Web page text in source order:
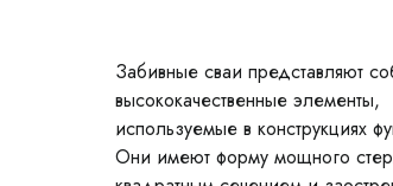
Забивные сваи представляют
высококачественные элементы,
используемые в конструкциях
Они имеют форму мощного